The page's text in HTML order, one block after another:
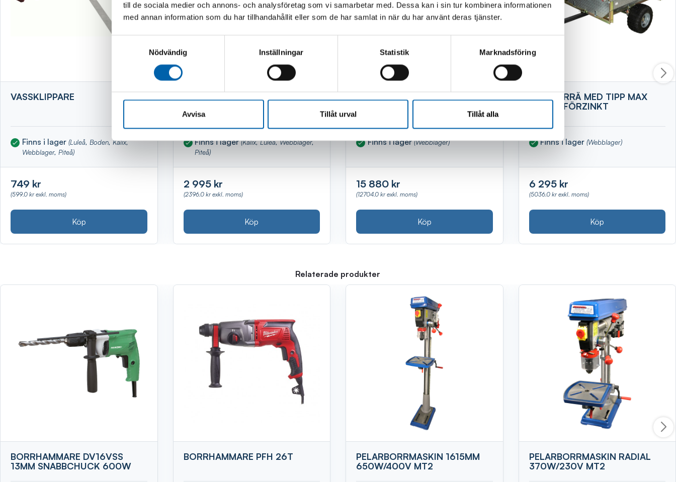
till de sociala medier och annons- och analysföretag som vi samarbetar med. Dessa kan i sin tur kombinera informationen
med annan information som du har tillhandahållit eller som de har samlat in när du har använt deras tjänster.
Nödvändig
Inställningar Statistik Marknadsföring
Avvisa Tillåt urval Tillåt alla
VASSKLIPPARE
Finns i lager (Luleå, Boden, Kalix,
Webblager, Piteå)
749 kr
(599.0 kr exkl. moms)
Köp
VEDKLYV 7TON 52CM MED
Finns i lager(Kalix, Luleå, Webblager,
Piteå)
2 995 kr
(2396.0 kr exkl. moms)
Köp
TÅNGSTÄLL COBRA 7X3ST
Finns i lager(Webblager)
15 880 kr
(12704.0 kr exkl. moms)
Köp
SLÄPKÄRRÄ MED TIPP MAX
400KG FÖRZINKT
Finns i lager(Webblager)
6 295 kr
(5036.0 kr exkl. moms)
Köp
Relaterade produkter
BORRHAMMARE DV16VSS
13MM SNABBCHUCK 600W
BORRHAMMARE PFH 26T
PELARBORRMASKIN 1615MM
650W/400V MT2
PELARBORRMASKIN RADIAL
370W/230V MT2